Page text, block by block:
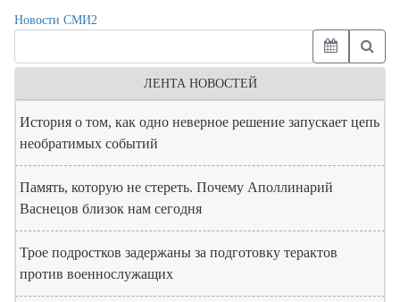
Новости СМИ2
ЛЕНТА НОВОСТЕЙ
История о том, как одно неверное решение запускает цепь
необратимых событий
Память, которую не стереть. Почему Аполлинарий
Васнецов близок нам сегодня
Трое подростков задержаны за подготовку терактов
против военнослужащих